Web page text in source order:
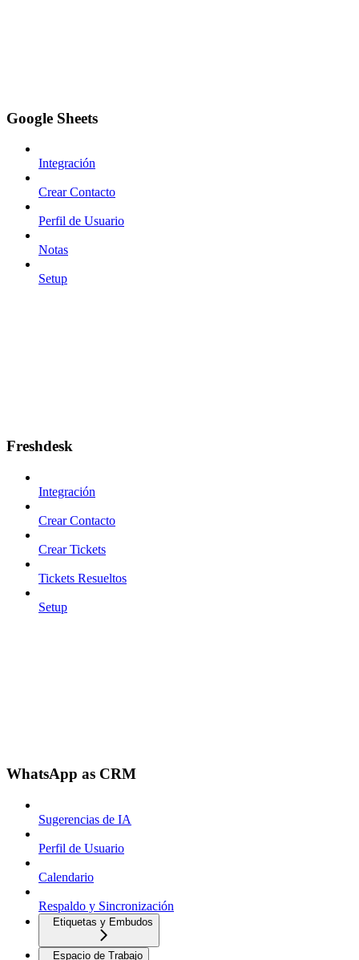
Google Sheets
Integración
Crear Contacto
Perfil de Usuario
Notas
Setup
Freshdesk
Integración
Crear Contacto
Crear Tickets
Tickets Resueltos
Setup
WhatsApp as CRM
Sugerencias de IA
Perfil de Usuario
Calendario
Respaldo y Sincronización
Etiquetas y Embudos
Espacio de Trabajo